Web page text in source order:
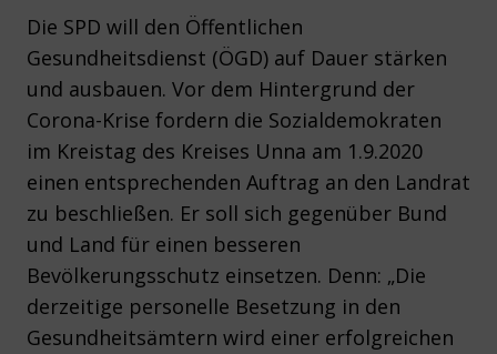
Die SPD will den Öffentlichen
Gesundheitsdienst (ÖGD) auf Dauer stärken
und ausbauen. Vor dem Hintergrund der
Corona-Krise fordern die Sozialdemokraten
im Kreistag des Kreises Unna am 1.9.2020
einen entsprechenden Auftrag an den Landrat
zu beschließen. Er soll sich gegenüber Bund
und Land für einen besseren
Bevölkerungsschutz einsetzen. Denn: „Die
derzeitige personelle Besetzung in den
Gesundheitsämtern wird einer erfolgreichen